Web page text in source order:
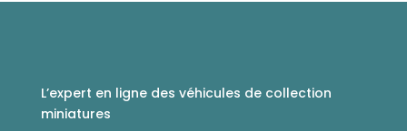
L’expert en ligne des véhicules de collection
miniatures